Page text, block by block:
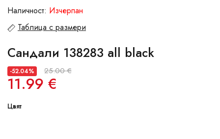
Наличност: Изчерпан
Таблица с размери
Сандали 138283 all black
-52.04% 25.00 €
11.99 €
Цвят